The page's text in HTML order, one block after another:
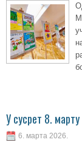
У сусрет 8. марту
6. марта 2026.